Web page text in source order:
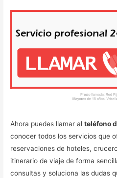
Ahora puedes llamar alteléfono
conocer todos los servicios que
reservaciones de hoteles,
itinerario de viaje de forma
consultas y soluciona las dudas